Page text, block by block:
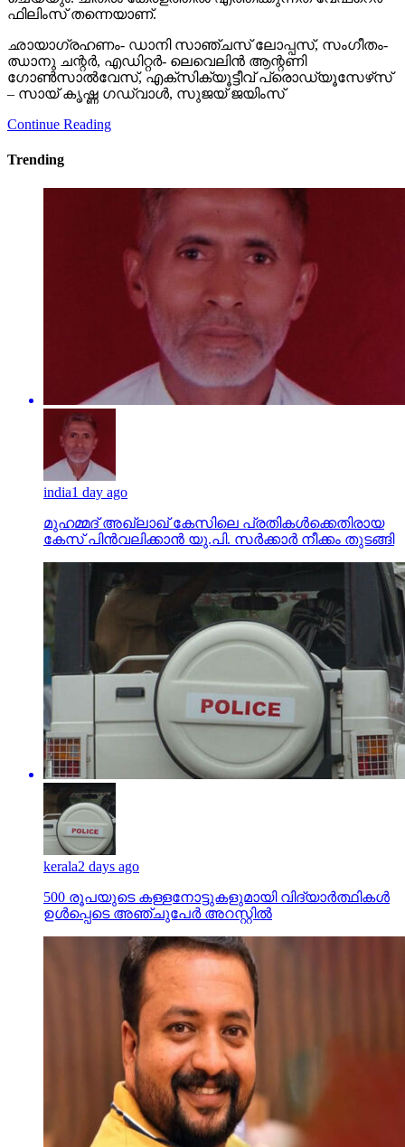
ഫിലിംസ് തന്നെയാണ്.
ഛായാഗ്രഹണം- ഡാനി സാഞ്ചസ് ലോപ്പസ്, സംഗീതം-
ഝാനു ചന്റര്‍, എഡിറ്റര്‍- ലെവെലിന്‍ ആന്റണി
ഗോണ്‍സാല്‍വേസ്, എക്‌സിക്യൂട്ടീവ് പ്രൊഡ്യൂസേഴ്‌സ്
– സായ് കൃഷ്ണ ഗഡ്വാള്‍, സുജയ് ജയിംസ്
Continue Reading
Trending
india1 day ago
മുഹമ്മദ് അഖ്‌ലാഖ് കേസിലെ പ്രതികള്‍ക്കെതിരായ
കേസ് പിന്‍വലിക്കാന്‍ യു.പി. സര്‍ക്കാര്‍ നീക്കം തുടങ്ങി
kerala2 days ago
500 രൂപയുടെ കള്ളനോട്ടുകളുമായി വിദ്യാര്‍ത്ഥികള്‍
ഉള്‍പ്പെടെ അഞ്ചുപേര്‍ അറസ്റ്റില്‍